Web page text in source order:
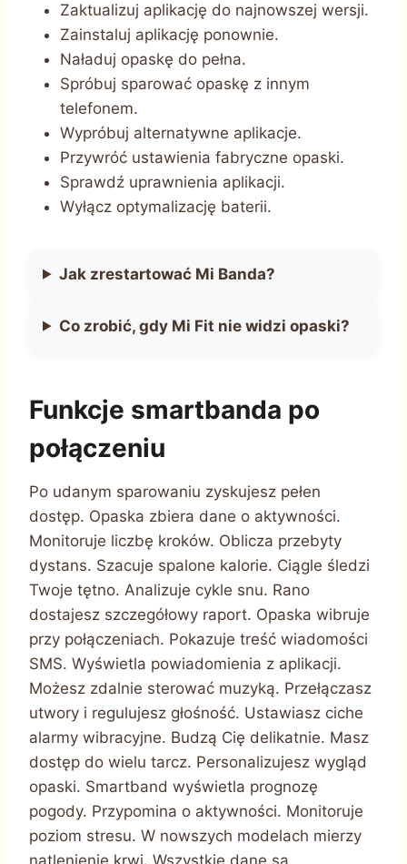
Zaktualizuj aplikację do najnowszej wersji.
Zainstaluj aplikację ponownie.
Naładuj opaskę do pełna.
Spróbuj sparować opaskę z innym
telefonem.
Wypróbuj alternatywne aplikacje.
Przywróć ustawienia fabryczne opaski.
Sprawdź uprawnienia aplikacji.
Wyłącz optymalizację baterii.
Jak zrestartować Mi Banda?
Co zrobić, gdy Mi Fit nie widzi opaski?
Funkcje smartbanda po
połączeniu
Po udanym sparowaniu zyskujesz pełen
dostęp. Opaska zbiera dane o aktywności.
Monitoruje liczbę kroków. Oblicza przebyty
dystans. Szacuje spalone kalorie. Ciągle śledzi
Twoje tętno. Analizuje cykle snu. Rano
dostajesz szczegółowy raport. Opaska wibruje
przy połączeniach. Pokazuje treść wiadomości
SMS. Wyświetla powiadomienia z aplikacji.
Możesz zdalnie sterować muzyką. Przełączasz
utwory i regulujesz głośność. Ustawiasz ciche
alarmy wibracyjne. Budzą Cię delikatnie. Masz
dostęp do wielu tarcz. Personalizujesz wygląd
opaski. Smartband wyświetla prognozę
pogody. Przypomina o aktywności. Monitoruje
poziom stresu. W nowszych modelach mierzy
natlenienie krwi. Wszystkie dane są